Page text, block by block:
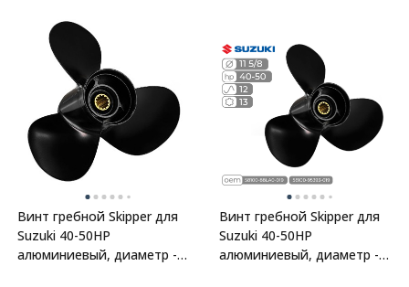
Винт гребной Skipper для
Suzuki 40-50HP
алюминиевый, диаметр -
Винт гребной Skipper для
Suzuki 40-50HP
алюминиевый, диаметр -